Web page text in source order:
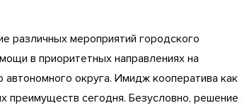
различных мероприятий городского
в приоритетных направлениях на
округа. Имидж кооператива как
преимуществ сегодня. Безусловно, решение